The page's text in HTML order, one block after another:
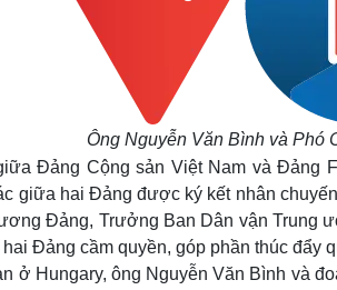
Ông Nguyễn Văn Bình và Phó
Đảng Cộng sản Việt Nam và Đảng
giữa hai Đảng được ký kết nhân
Đảng, Trưởng Ban Dân vận Trung
Đảng cầm quyền, góp phần thúc đẩy
ở Hungary, ông Nguyễn Văn Bình và